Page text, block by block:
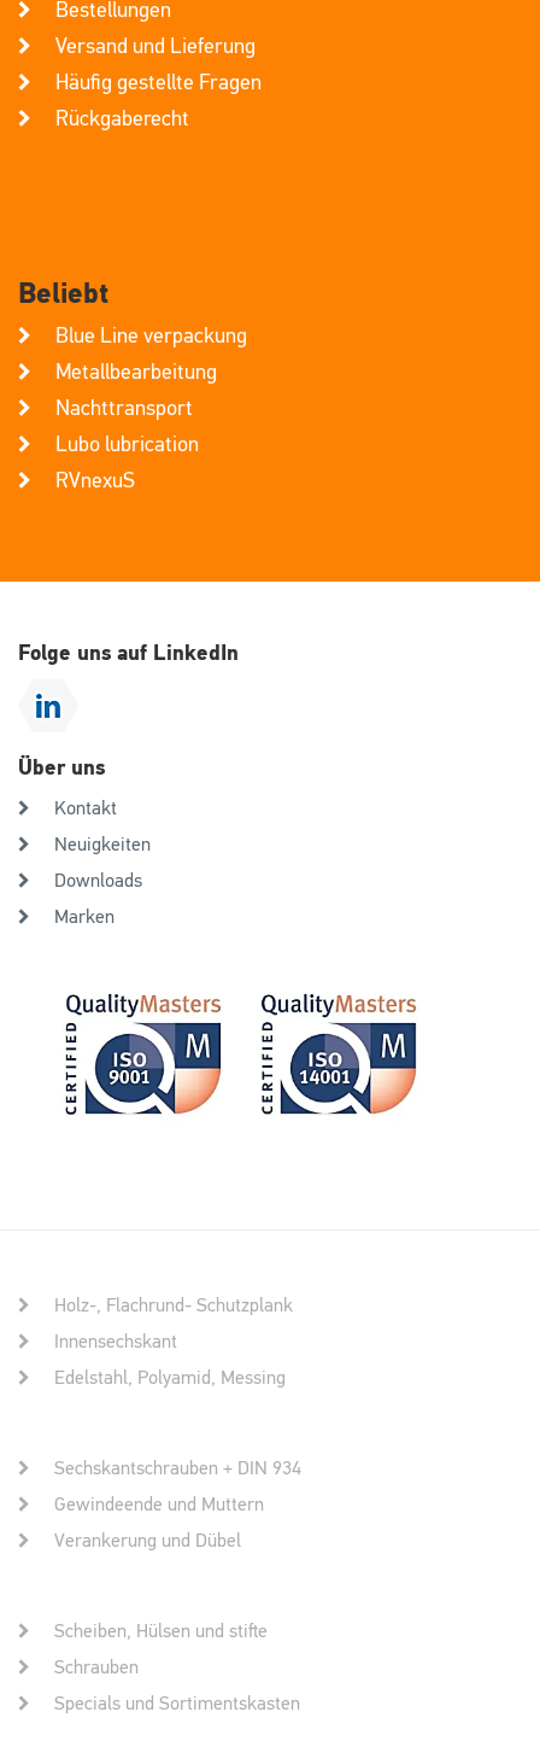
Bestellungen
Versand und Lieferung
Häufig gestellte Fragen
Rückgaberecht
Beliebt
Blue Line verpackung
Metallbearbeitung
Nachttransport
Lubo lubrication
RVnexuS
Folge uns auf LinkedIn
Über uns
Kontakt
Neuigkeiten
Downloads
Marken
Holz-, Flachrund- Schutzplank
Innensechskant
Edelstahl, Polyamid, Messing
Sechskantschrauben + DIN 934
Gewindeende und Muttern
Verankerung und Dübel
Scheiben, Hülsen und stifte
Schrauben
Specials und Sortimentskasten